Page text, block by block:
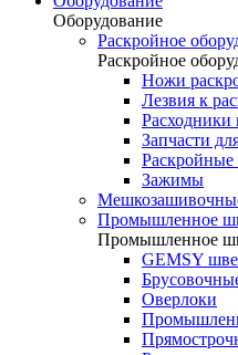
Оборудование
Раскройное
Раскройное
Ножи
Лезвия к
Расходники
Запчасти
Зажимы
Промышленное
Промышленное
GEMSY
Оверлоки